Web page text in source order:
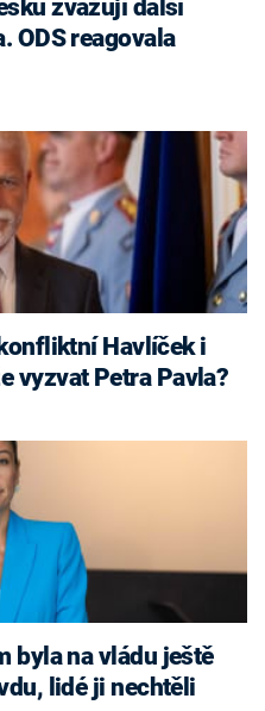
ODS reagovala
vyzvat Petra Pavla?
byla na vládu ještě
lidé ji nechtěli